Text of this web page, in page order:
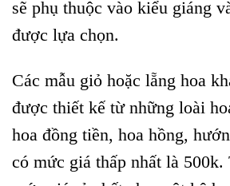
sẽ phụ thuộc vào kiểu giáng
được lựa chọn.
Các mẫu giỏ hoặc lẵng hoa
được thiết kế từ những loài
hoa đồng tiền, hoa hồng,
có mức giá thấp nhất là 500k.